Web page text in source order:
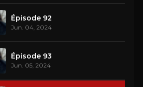
Épisode 92
Jun. 04, 2024
Épisode 93
Jun. 05, 2024